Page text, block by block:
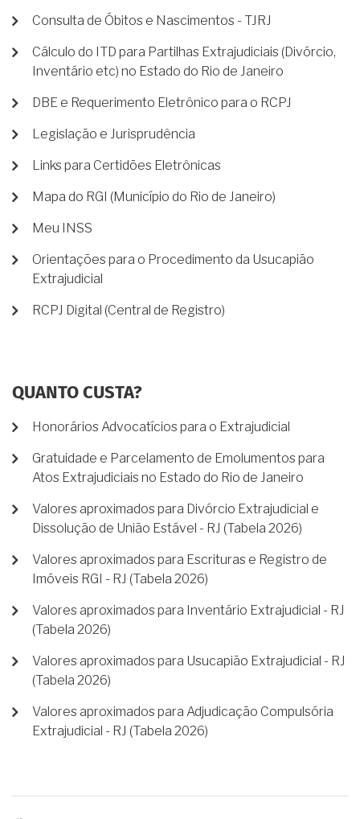
Consulta de Óbitos e Nascimentos - TJRJ
Cálculo do ITD para Partilhas Extrajudiciais (Divórcio,
Inventário etc) no Estado do Rio de Janeiro
DBE e Requerimento Eletrônico para o RCPJ
Legislação e Jurisprudência
Links para Certidões Eletrônicas
Mapa do RGI (Município do Rio de Janeiro)
Meu INSS
Orientações para o Procedimento da Usucapião
Extrajudicial
RCPJ Digital (Central de Registro)
QUANTO CUSTA?
Honorários Advocatícios para o Extrajudicial
Gratuidade e Parcelamento de Emolumentos para
Atos Extrajudiciais no Estado do Rio de Janeiro
Valores aproximados para Divórcio Extrajudicial e
Dissolução de União Estável - RJ (Tabela 2026)
Valores aproximados para Escrituras e Registro de
Imóveis RGI - RJ (Tabela 2026)
Valores aproximados para Inventário Extrajudicial - RJ
(Tabela 2026)
Valores aproximados para Usucapião Extrajudicial - RJ
(Tabela 2026)
Valores aproximados para Adjudicação Compulsória
Extrajudicial - RJ (Tabela 2026)